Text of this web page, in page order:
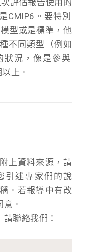
次評估報告使用的
CMIP6。 要特別
型或是標準， 他
不同類型（例如
狀況，像是參與
上。
上資料來源，請
引述專家們的說
。若報導中有改
。
聯絡我們：